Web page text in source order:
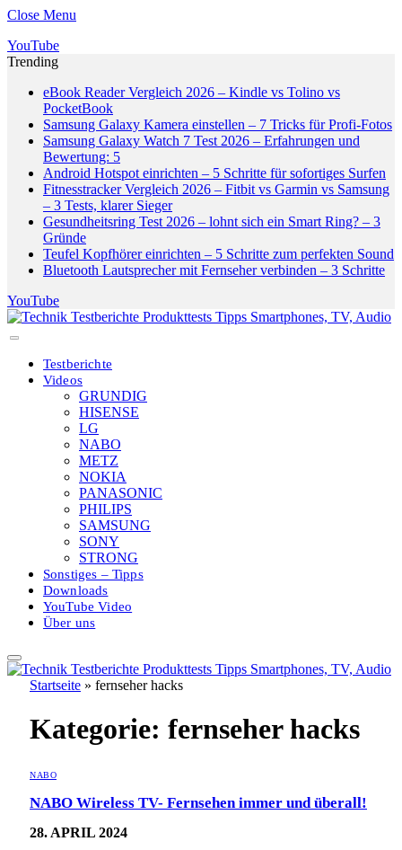
Close Menu
YouTube
Trending
eBook Reader Vergleich 2026 – Kindle vs Tolino vs
PocketBook
Samsung Galaxy Kamera einstellen – 7 Tricks für Profi-Fotos
Samsung Galaxy Watch 7 Test 2026 – Erfahrungen und
Bewertung: 5
Android Hotspot einrichten – 5 Schritte für sofortiges Surfen
Fitnesstracker Vergleich 2026 – Fitbit vs Garmin vs Samsung
– 3 Tests, klarer Sieger
Gesundheitsring Test 2026 – lohnt sich ein Smart Ring? – 3
Gründe
Teufel Kopfhörer einrichten – 5 Schritte zum perfekten Sound
Bluetooth Lautsprecher mit Fernseher verbinden – 3 Schritte
YouTube
Testberichte
Videos
GRUNDIG
HISENSE
LG
NABO
METZ
NOKIA
PANASONIC
PHILIPS
SAMSUNG
SONY
STRONG
Sonstiges – Tipps
Downloads
YouTube Video
Über uns
Startseite » fernseher hacks
Kategorie: fernseher hacks
NABO
NABO Wireless TV- Fernsehen immer und überall!
28. APRIL 2024